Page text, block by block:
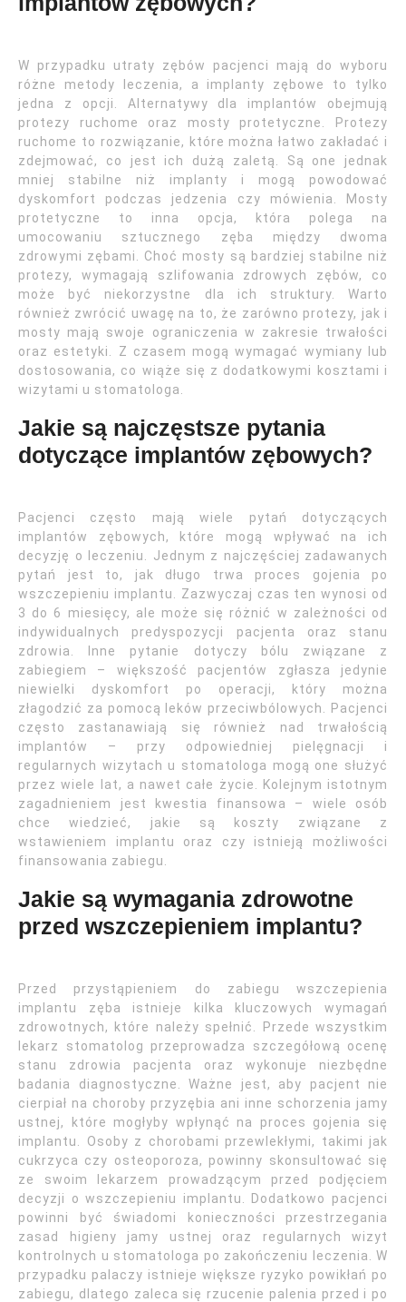
W przypadku utraty zębów pacjenci mają do wyboru
różne metody leczenia, a implanty zębowe to tylko
jedna z opcji. Alternatywy dla implantów obejmują
protezy ruchome oraz mosty protetyczne. Protezy
ruchome to rozwiązanie, które można łatwo zakładać i
zdejmować, co jest ich dużą zaletą. Są one jednak
mniej stabilne niż implanty i mogą powodować
dyskomfort podczas jedzenia czy mówienia. Mosty
protetyczne to inna opcja, która polega na
umocowaniu sztucznego zęba między dwoma
zdrowymi zębami. Choć mosty są bardziej stabilne niż
protezy, wymagają szlifowania zdrowych zębów, co
może być niekorzystne dla ich struktury. Warto
również zwrócić uwagę na to, że zarówno protezy, jak i
mosty mają swoje ograniczenia w zakresie trwałości
oraz estetyki. Z czasem mogą wymagać wymiany lub
dostosowania, co wiąże się z dodatkowymi kosztami i
wizytami u stomatologa.
Jakie są najczęstsze pytania
dotyczące implantów zębowych?
Pacjenci często mają wiele pytań dotyczących
implantów zębowych, które mogą wpływać na ich
decyzję o leczeniu. Jednym z najczęściej zadawanych
pytań jest to, jak długo trwa proces gojenia po
wszczepieniu implantu. Zazwyczaj czas ten wynosi od
3 do 6 miesięcy, ale może się różnić w zależności od
indywidualnych predyspozycji pacjenta oraz stanu
zdrowia. Inne pytanie dotyczy bólu związane z
zabiegiem – większość pacjentów zgłasza jedynie
niewielki dyskomfort po operacji, który można
złagodzić za pomocą leków przeciwbólowych. Pacjenci
często zastanawiają się również nad trwałością
implantów – przy odpowiedniej pielęgnacji i
regularnych wizytach u stomatologa mogą one służyć
przez wiele lat, a nawet całe życie. Kolejnym istotnym
zagadnieniem jest kwestia finansowa – wiele osób
chce wiedzieć, jakie są koszty związane z
wstawieniem implantu oraz czy istnieją możliwości
finansowania zabiegu.
Jakie są wymagania zdrowotne
przed wszczepieniem implantu?
Przed przystąpieniem do zabiegu wszczepienia
implantu zęba istnieje kilka kluczowych wymagań
zdrowotnych, które należy spełnić. Przede wszystkim
lekarz stomatolog przeprowadza szczegółową ocenę
stanu zdrowia pacjenta oraz wykonuje niezbędne
badania diagnostyczne. Ważne jest, aby pacjent nie
cierpiał na choroby przyzębia ani inne schorzenia jamy
ustnej, które mogłyby wpłynąć na proces gojenia się
implantu. Osoby z chorobami przewlekłymi, takimi jak
cukrzyca czy osteoporoza, powinny skonsultować się
ze swoim lekarzem prowadzącym przed podjęciem
decyzji o wszczepieniu implantu. Dodatkowo pacjenci
powinni być świadomi konieczności przestrzegania
zasad higieny jamy ustnej oraz regularnych wizyt
kontrolnych u stomatologa po zakończeniu leczenia. W
przypadku palaczy istnieje większe ryzyko powikłań po
zabiegu, dlatego zaleca się rzucenie palenia przed i po